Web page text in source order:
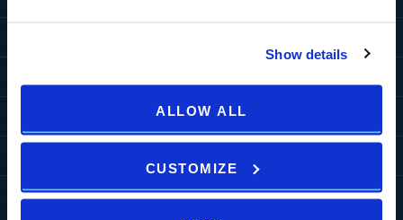
Show details
ALLOW ALL
CUSTOMIZE
MEDULIN
MORE DESTINATIONS
Radisson Collection Hotel
Park Plaza Histria
Guest House Riviera
ZAGREB
Park Plaza Verudela
Arena Verudela Beach
Verudela Villas
MEDULIN
Arena Kažela Apartments
Ai Pini Resort
Hotelangebote
Pakete
Arena Unvergessliche
Erlebnisse
b2b